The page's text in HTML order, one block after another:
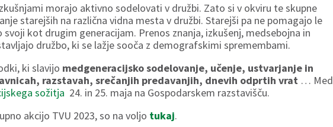
morajo aktivno sodelovati v družbi. Zato si v okviru te skupne
starejših na različna vidna mesta v družbi. Starejši pa ne pomagajo le
kot drugim generacijam. Prenos znanja, izkušenj, medsebojna in
družbo, ki se lažje sooča z demografskimi spremembami.
ki slavijo medgeneracijsko sodelovanje, učenje, ustvarjanje in
razstavah, srečanjih predavanjih, dnevih odprtih vrat … Med
sožitja 24. in 25. maja na Gospodarskem razstavišču.
akcijo TVU 2023, so na voljo tukaj.